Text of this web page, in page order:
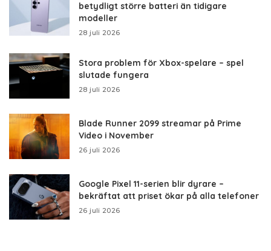
betydligt större batteri än tidigare
modeller
28 juli 2026
Stora problem för Xbox-spelare – spel
slutade fungera
28 juli 2026
Blade Runner 2099 streamar på Prime
Video i November
26 juli 2026
Google Pixel 11-serien blir dyrare –
bekräftat att priset ökar på alla telefoner
26 juli 2026